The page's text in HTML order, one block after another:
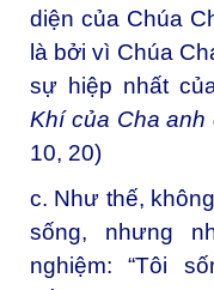
diện của Chúa
là bởi vì Chúa
sự hiệp nhất
Khí của Cha anh
10, 20)
c. Như thế,
sống, nhưng
nghiệm: “Tôi